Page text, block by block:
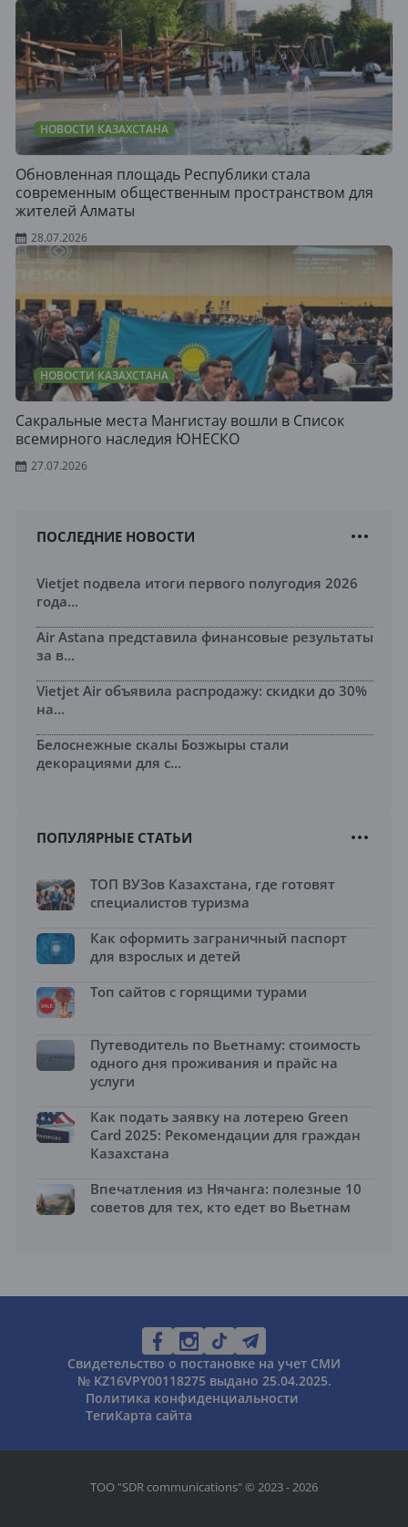
НОВОСТИ КАЗАХСТАНА
Обновленная площадь Республики стала
современным общественным пространством для
жителей Алматы
28.07.2026
НОВОСТИ КАЗАХСТАНА
Сакральные места Мангистау вошли в Список
всемирного наследия ЮНЕСКО
27.07.2026
ПОСЛЕДНИЕ НОВОСТИ
Vietjet подвела итоги первого полугодия 2026
года...
Air Astana представила финансовые результаты
за в...
Vietjet Air объявила распродажу: скидки до 30%
на...
Белоснежные скалы Бозжыры стали
декорациями для с...
ПОПУЛЯРНЫЕ СТАТЬИ
ТОП ВУЗов Казахстана, где готовят
специалистов туризма
Как оформить заграничный паспорт
для взрослых и детей
Топ сайтов с горящими турами
Путеводитель по Вьетнаму: стоимость
одного дня проживания и прайс на
услуги
Как подать заявку на лотерею Green
Card 2025: Рекомендации для граждан
Казахстана
Впечатления из Нячанга: полезные 10
советов для тех, кто едет во Вьетнам
Свидетельство о постановке на учет СМИ
№ KZ16VPY00118275 выдано 25.04.2025.
Политика конфиденциальности
ТегиКарта сайта
ТОО "SDR communications" © 2023 - 2026